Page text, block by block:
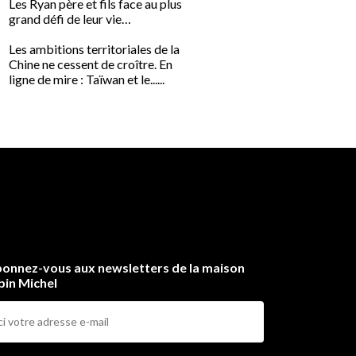
Les Ryan père et fils face au plus
grand défi de leur vie…
Les ambitions territoriales de la
Chine ne cessent de croître. En
ligne de mire : Taïwan et le......
vous aux newsletters de la maison
Michel